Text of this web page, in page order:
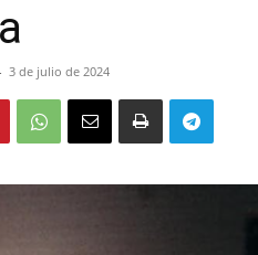
3 de julio de 2024